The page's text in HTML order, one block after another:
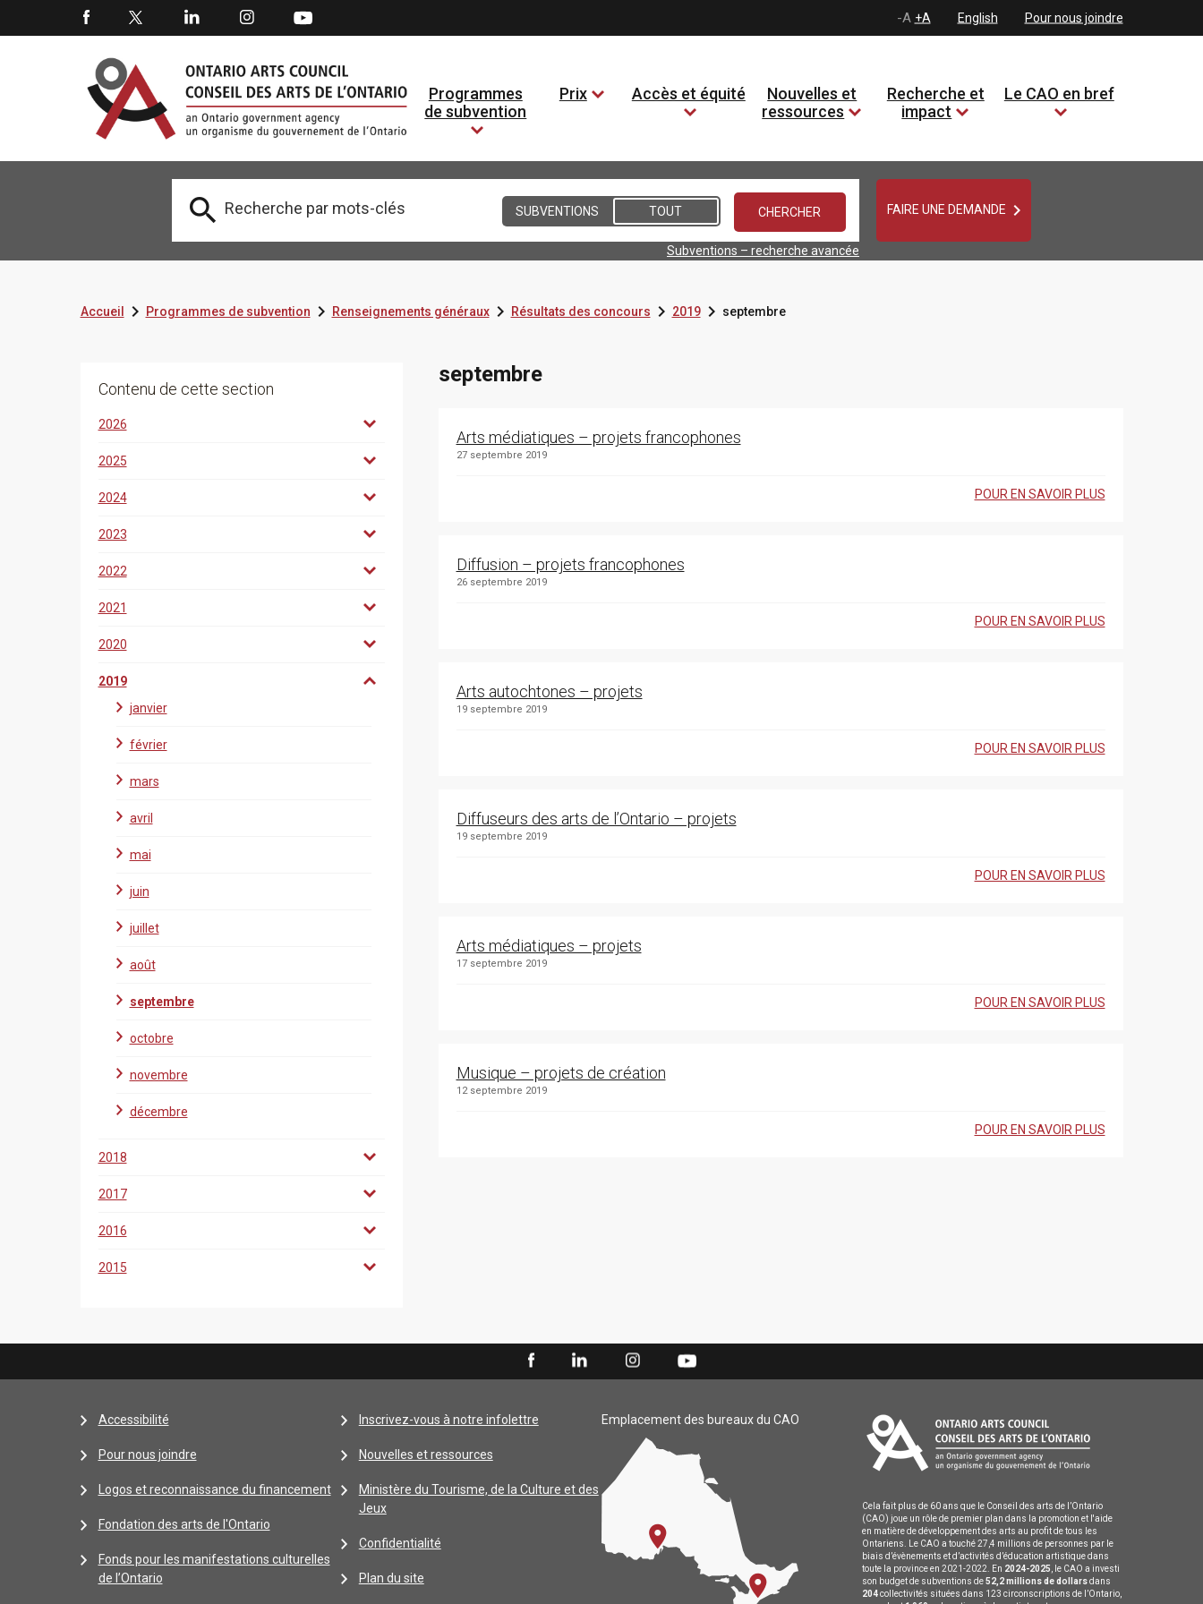
-A +A English Pour nous joindre
Programmes
de subvention
Prix Accès et équité
Nouvelles et
ressources
Recherche et
impact
Le CAO en bref
 SUBVENTIONS TOUT
Subventions – recherche avancée
FAIRE UNE DEMANDE 
Accueil Programmes de subventionRenseignements générauxRésultats des concours2019 septembre
Contenu de cette section
2026
2025
2024
2023
2022
2021
2020
2019
janvier
février
mars
avril
mai
juin
juillet
août
septembre
octobre
novembre
décembre
2018
2017
2016
2015
septembre
Arts médiatiques – projets francophones
27 septembre 2019
POUR EN SAVOIR PLUS
Diffusion – projets francophones
26 septembre 2019
POUR EN SAVOIR PLUS
Arts autochtones – projets
19 septembre 2019
POUR EN SAVOIR PLUS
Diffuseurs des arts de l’Ontario – projets
19 septembre 2019
POUR EN SAVOIR PLUS
Arts médiatiques – projets
17 septembre 2019
POUR EN SAVOIR PLUS
Musique – projets de création
12 septembre 2019
POUR EN SAVOIR PLUS
Accessibilité
Pour nous joindre
Logos et reconnaissance du financement
Fondation des arts de l'Ontario
Fonds pour les manifestations culturelles
de l’Ontario
Inscrivez-vous à notre infolettre
Nouvelles et ressources
Ministère du Tourisme, de la Culture et des
Jeux
Confidentialité
Plan du site
Emplacement des bureaux du CAO
Cela fait plus de 60 ans que le Conseil des arts de l’Ontario
(CAO) joue un rôle de premier plan dans la promotion et l'aide
en matière de développement des arts au profit de tous les
Ontariens. Le CAO a touché 27,4 millions de personnes par le
biais d’évènements et d’activités d’éducation artistique dans
toute la province en 2021-2022. En 2024-2025
, le CAO a investi
son budget de subventions de52,2 millions de dollarsdans
204collectivités situées dans 123 circonscriptions de l’Ontario,